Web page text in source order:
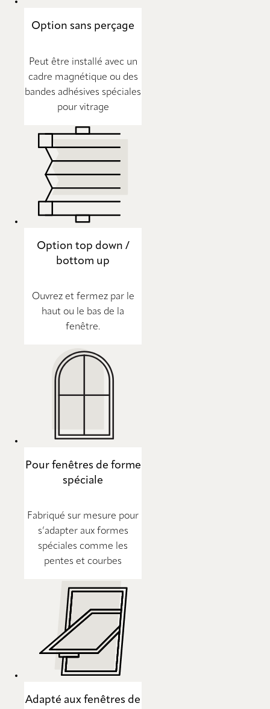
Option sans perçage
Peut être installé avec un
cadre magnétique ou des
bandes adhésives spéciales
pour vitrage
Option top down /
bottom up
Ouvrez et fermez par le
haut ou le bas de la
fenêtre.
Pour fenêtres de forme
spéciale
Fabriqué sur mesure pour
s’adapter aux formes
spéciales comme les
pentes et courbes
Adapté aux fenêtres de